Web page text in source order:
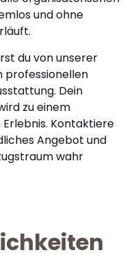
und ohne
du von unserer
professionellen
Dein
zu einem
Kontaktiere
Angebot und
wahr